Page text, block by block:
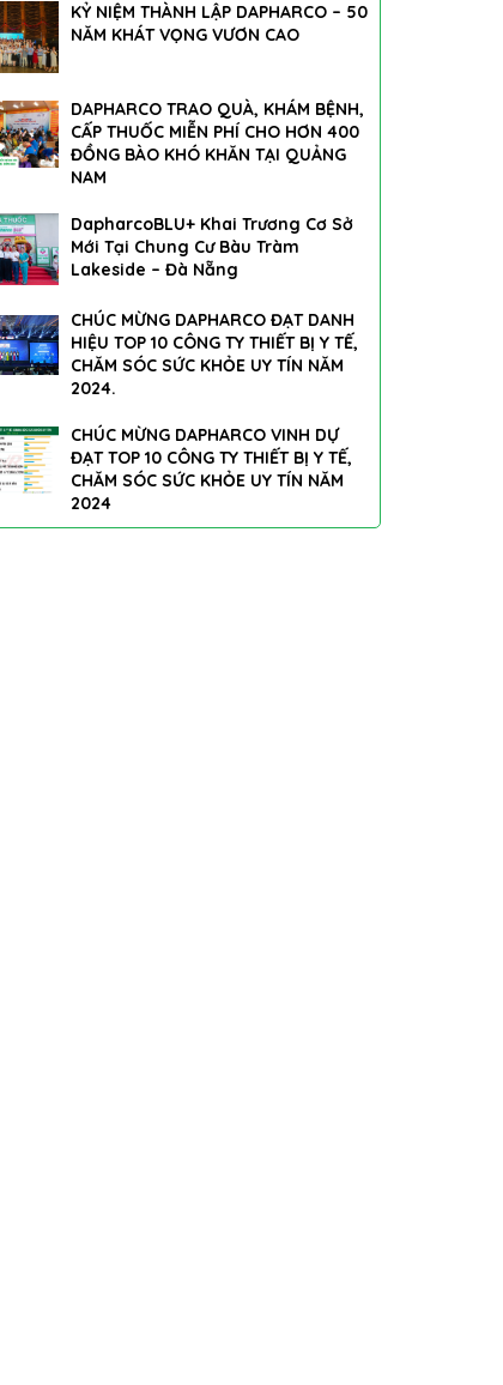
KỶ NIỆM THÀNH LẬP DAPHARCO – 50
NĂM KHÁT VỌNG VƯƠN CAO
DAPHARCO TRAO QUÀ, KHÁM BỆNH,
CẤP THUỐC MIỄN PHÍ CHO HƠN 400
ĐỒNG BÀO KHÓ KHĂN TẠI QUẢNG
NAM
DapharcoBLU+ Khai Trương Cơ Sở
Mới Tại Chung Cư Bàu Tràm
Lakeside – Đà Nẵng
CHÚC MỪNG DAPHARCO ĐẠT DANH
HIỆU TOP 10 CÔNG TY THIẾT BỊ Y TẾ,
CHĂM SÓC SỨC KHỎE UY TÍN NĂM
2024.
CHÚC MỪNG DAPHARCO VINH DỰ
ĐẠT TOP 10 CÔNG TY THIẾT BỊ Y TẾ,
CHĂM SÓC SỨC KHỎE UY TÍN NĂM
2024